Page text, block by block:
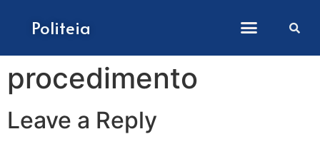
Politeia
procedimento
Leave a Reply